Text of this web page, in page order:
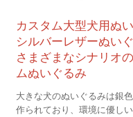
カスタム大型犬用ぬ
シルバーレザーぬい
さまざまなシナリオ
ムぬいぐるみ
大きな犬のぬいぐるみは銀
作られており、環境に優し